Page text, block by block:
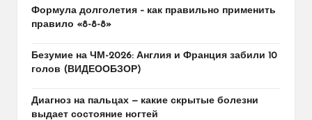
Формула долголетия – как правильно применить
правило «8-8-8»
Безумие на ЧМ-2026: Англия и Франция забили 10
голов (ВИДЕООБЗОР)
Диагноз на пальцах — какие скрытые болезни
выдает состояние ногтей